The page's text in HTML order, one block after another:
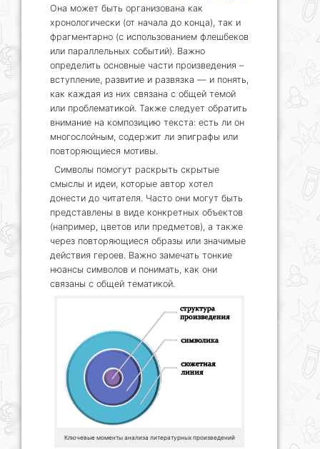
Она может быть организована как
хронологически (от начала до конца), так и
фрагментарно (с использованием флешбеков
или параллельных событий). Важно
определить основные части произведения –
вступление, развитие и развязка — и понять,
как каждая из них связана с общей темой
или проблематикой. Также следует обратить
внимание на композицию текста: есть ли он
многослойным, содержит ли эпиграфы или
повторяющиеся мотивы.
Символы помогут раскрыть скрытые
смыслы и идеи, которые автор хотел
донести до читателя. Часто они могут быть
представлены в виде конкретных объектов
(например, цветов или предметов), а также
через повторяющиеся образы или значимые
действия героев. Важно замечать тонкие
нюансы символов и понимать, как они
связаны с общей тематикой.
Ключевые моменты анализа литературных произведений